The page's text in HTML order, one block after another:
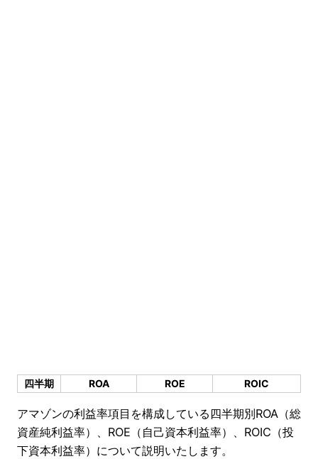
四半期 ROA ROE ROIC
アマゾンの利益率項目を構成している四半期別ROA（総
資産純利益率）、ROE（自己資本利益率）、ROIC（投
下資本利益率）について説明いたします。